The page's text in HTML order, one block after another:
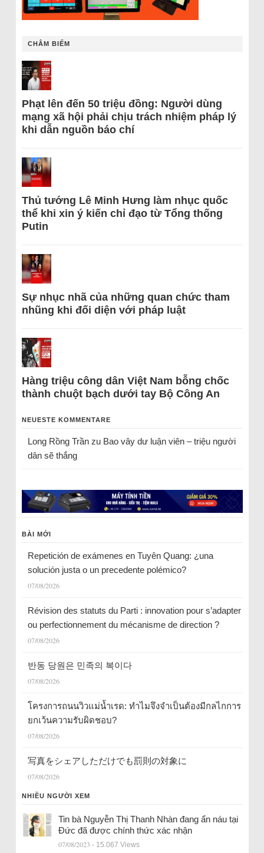
CHÂM BIẾM
Phạt lên đến 50 triệu đồng: Người dùng
mạng xã hội phải chịu trách nhiệm pháp lý
khi dẫn nguồn báo chí
Thủ tướng Lê Minh Hưng làm nhục quốc
thể khi xin ý kiến chỉ đạo từ Tổng thống
Putin
Sự nhục nhã của những quan chức tham
nhũng khi đối diện với pháp luật
Hàng triệu công dân Việt Nam bỗng chốc
thành chuột bạch dưới tay Bộ Công An
NEUESTE KOMMENTARE
Long Rồng Trầnzu Bao vây dư luận viên – triệu người
dân sẽ thắng
BÀI MỚI
Repetición de exámenes en Tuyên Quang: ¿una
solución justa o un precedente polémico?
07/08/2026
Révision des statuts du Parti : innovation pour s’adapter
ou perfectionnement du mécanisme de direction ?
07/08/2026
반동 당원은 민족의 복이다
07/08/2026
โครงการถนนวิวแม่น้ำเรด: ทำไมจึงจำเป็นต้องมีกลไกการ
ยกเว้นความรับผิดชอบ?
07/08/2026
写真をシェアしただけでも罰則の対象に
07/08/2026
NHIỀU NGƯỜI XEM
Tin bà Nguyễn Thị Thanh Nhàn đang ẩn náu tại
Đức đã được chính thức xác nhận
07/08/2023 - 15.067 Views